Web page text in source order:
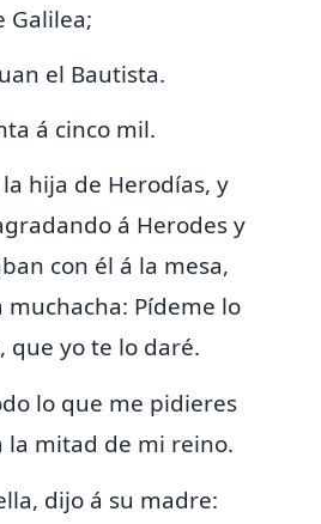
Galilea;
el Bautista.
á cinco mil.
hija de Herodías, y
á Herodes y
con él á la mesa,
muchacha: Pídeme lo
que yo te lo daré.
lo que me pidieres
la mitad de mi reino.
dijo á su madre: